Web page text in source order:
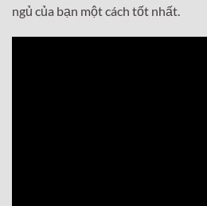
ngủ của bạn một cách tốt nhất.